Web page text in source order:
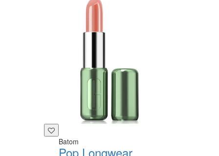
Batom
Pop Longwear